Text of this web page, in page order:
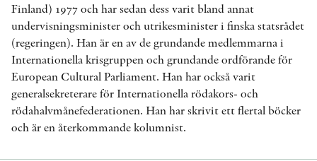
Finland) 1977 och har sedan dess varit bland annat
undervisningsminister och utrikesminister i finska statsrådet
(regeringen). Han är en av de grundande medlemmarna i
Internationella krisgruppen och grundande ordförande för
European Cultural Parliament. Han har också varit
generalsekreterare för Internationella rödakors- och
rödahalvmånefederationen. Han har skrivit ett flertal böcker
och är en återkommande kolumnist.